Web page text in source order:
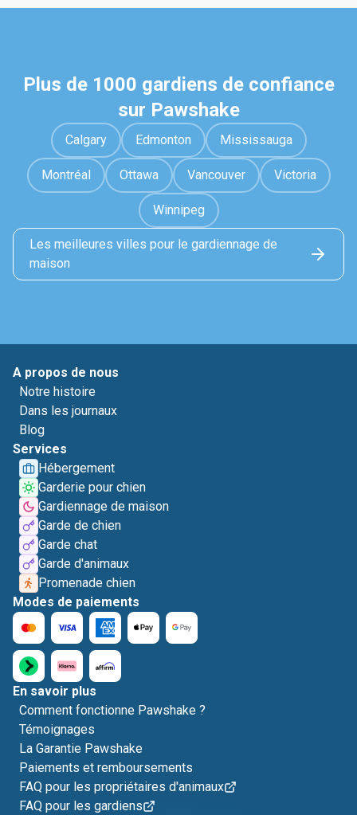
Plus de 1000 gardiens de confiance
sur Pawshake
Calgary Edmonton Mississauga
Montréal Ottawa Vancouver Victoria
Winnipeg
Les meilleures villes pour le gardiennage de
maison
A propos de nous
Notre histoire
Dans les journaux
Blog
Services
Hébergement
Garderie pour chien
Gardiennage de maison
Garde de chien
Garde chat
Garde d'animaux
Promenade chien
Modes de paiements
En savoir plus
Comment fonctionne Pawshake ?
Témoignages
La Garantie Pawshake
Paiements et remboursements
FAQ pour les propriétaires d'animaux
FAQ pour les gardiens